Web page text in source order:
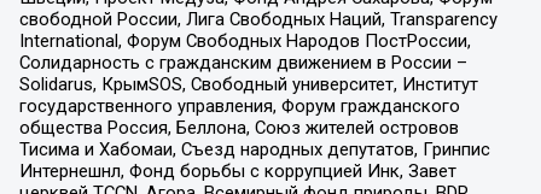
свободной России, Лига Свободных Наций, Transparеncy
International, Форум Свободных Народов ПостРоссии,
Солидарность с гражданским движением в России –
Solidarus, КрымSOS, Свободный университет, Институт
государственного управления, Форум гражданского
общества Россия, Беллона, Союз жителей островов
Тисима и Хабомаи, Съезд народных депутатов, Гринпис
Интернешнл, Фонд борьбы с коррупцией Инк, Завет